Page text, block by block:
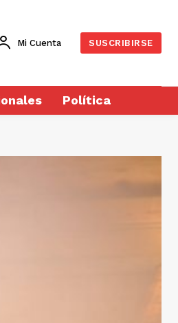
Mi Cuenta SUSCRIBIRSE
Política